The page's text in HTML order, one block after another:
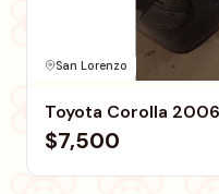
San Lorenzo
Toyota Corolla
$7,500